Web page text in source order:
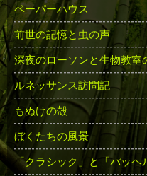
ペーパーハウス
前世の記憶と虫の声
深夜のローソンと生物教室
ルネッサンス訪問記
もぬけの殻
ぼくたちの風景
「クラシック」と「パッヘ